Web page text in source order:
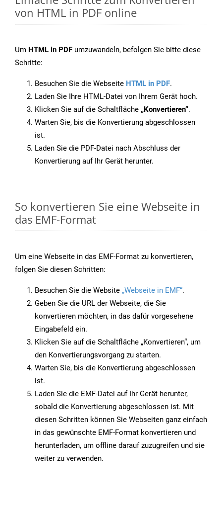
von HTML in PDF online
Um HTML in PDF umzuwandeln, befolgen Sie bitte diese
Schritte:
Besuchen Sie die Webseite HTML in PDF.
Laden Sie Ihre HTML-Datei von Ihrem Gerät hoch.
Klicken Sie auf die Schaltfläche „Konvertieren“.
Warten Sie, bis die Konvertierung abgeschlossen
ist.
Laden Sie die PDF-Datei nach Abschluss der
Konvertierung auf Ihr Gerät herunter.
So konvertieren Sie eine Webseite in
das EMF-Format
Um eine Webseite in das EMF-Format zu konvertieren,
folgen Sie diesen Schritten:
Besuchen Sie die Website „Webseite in EMF“.
Geben Sie die URL der Webseite, die Sie
konvertieren möchten, in das dafür vorgesehene
Eingabefeld ein.
Klicken Sie auf die Schaltfläche „Konvertieren“, um
den Konvertierungsvorgang zu starten.
Warten Sie, bis die Konvertierung abgeschlossen
ist.
Laden Sie die EMF-Datei auf Ihr Gerät herunter,
sobald die Konvertierung abgeschlossen ist. Mit
diesen Schritten können Sie Webseiten ganz einfach
in das gewünschte EMF-Format konvertieren und
herunterladen, um offline darauf zuzugreifen und sie
weiter zu verwenden.